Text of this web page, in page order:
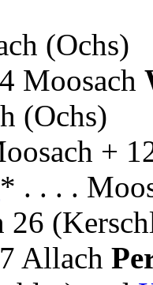
(Ochs)
Moosach
(Ochs)
+
* . . . .
26
Allach